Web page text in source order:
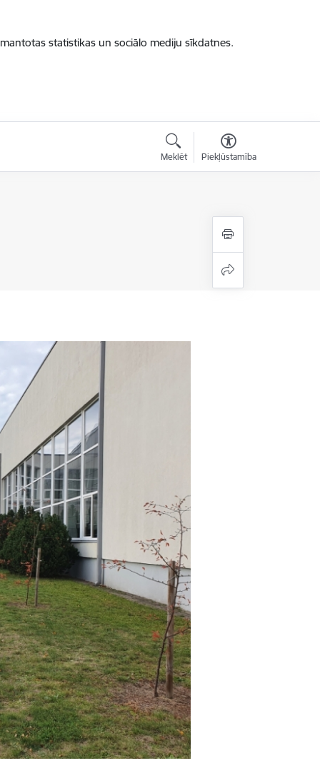
statistikas un sociālo mediju sīkdatnes.
Meklēt Piekļūstamība